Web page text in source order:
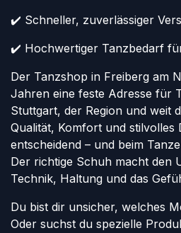
✔️ Schneller, zuverlässiger
✔️ Hochwertiger Tanzbedarf
Der Tanzshop in Freiberg am
Jahren eine feste Adresse für
Stuttgart, der Region und weit
Qualität, Komfort und stilvolles
entscheidend – und beim
Der richtige Schuh macht den
Technik, Haltung und das
Du bist dir unsicher, welches
Oder suchst du spezielle